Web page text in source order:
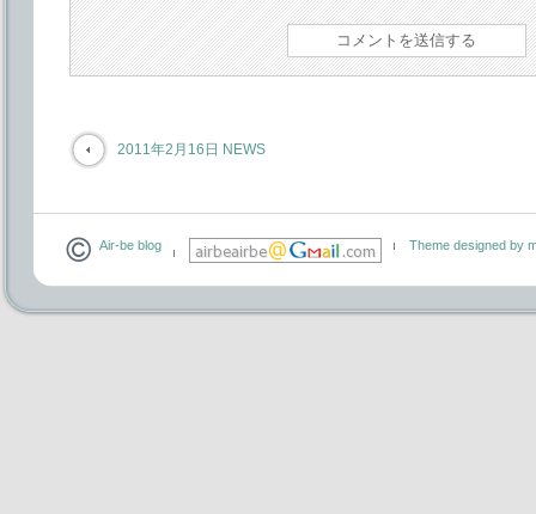
2011年2月16日 NEWS
Air-be blog Theme designed by